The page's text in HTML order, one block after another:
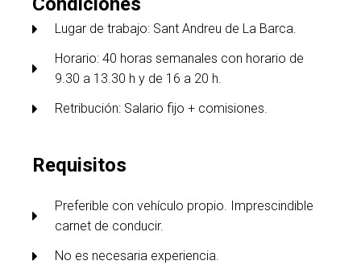
Lugar de trabajo: Sant Andreu de La Barca.
Horario: 40 horas semanales con horario de
9.30 a 13.30 h y de 16 a 20 h.
Retribución: Salario fijo + comisiones.
Requisitos
Preferible con vehículo propio. Imprescindible
carnet de conducir.
No es necesaria experiencia.